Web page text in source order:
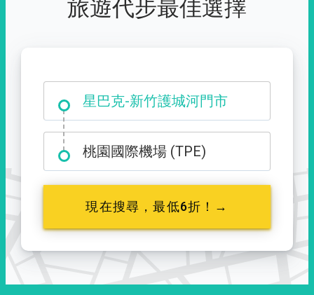
旅遊代步最佳選擇
星巴克-新竹護城河門市
大霸尖山登山口
桃園國際機場 (TPE)
現在搜尋，最低6折！→